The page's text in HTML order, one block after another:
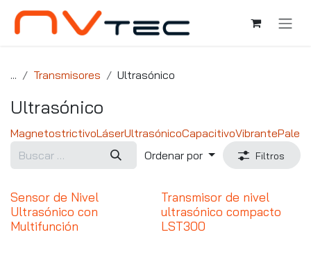
Ir al contenido
... Transmisores Ultrasónico
Ultrasónico
MagnetostrictivoLáserUltrasónicoCapacitivoVibrantePaleta
Ordenar por
Filtros
Sensor de Nivel
Ultrasónico con
Multifunción
Transmisor de nivel
ultrasónico compacto
LST300